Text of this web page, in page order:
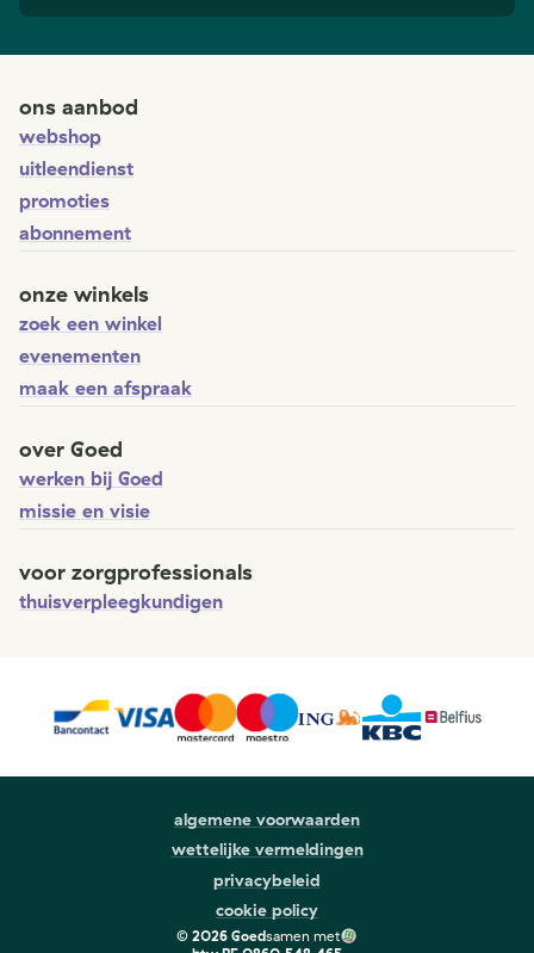
ons aanbod
webshop
uitleendienst
promoties
abonnement
onze winkels
zoek een winkel
evenementen
maak een afspraak
over Goed
werken bij Goed
missie en visie
voor zorgprofessionals
thuisverpleegkundigen
algemene voorwaarden
wettelijke vermeldingen
privacybeleid
cookie policy
© 2026Goedsamen met